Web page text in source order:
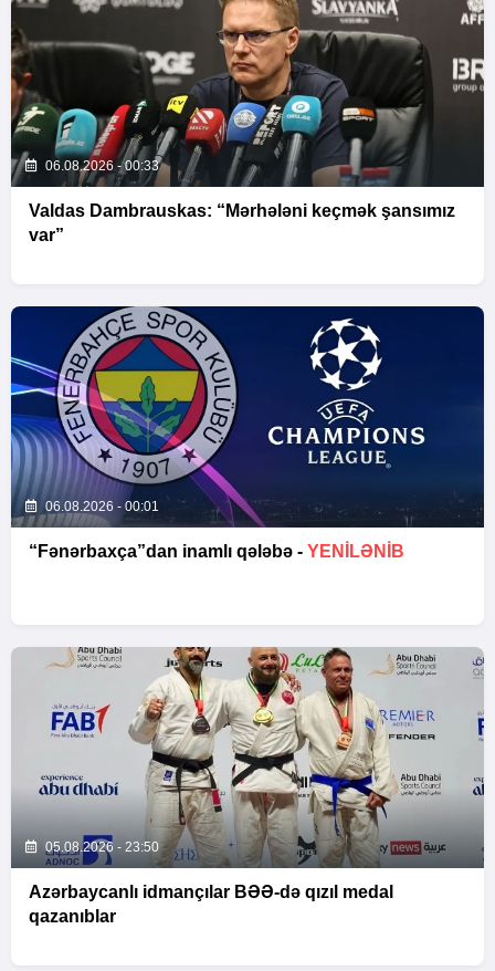
06.08.2026 - 00:33
Valdas Dambrauskas: “Mərhələni keçmək şansımız
var”
06.08.2026 - 00:01
“Fənərbaxça”dan inamlı qələbə - YENİLƏNİB
05.08.2026 - 23:50
Azərbaycanlı idmançılar BƏƏ-də qızıl medal
qazanıblar